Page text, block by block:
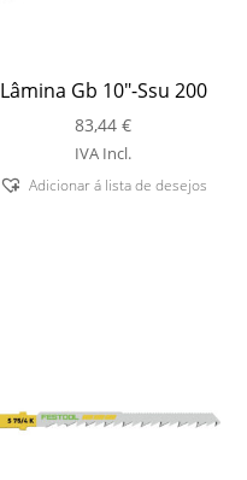
Lâmina Gb 10″-Ssu 200
83,44€
IVA Incl.
Adicionar á lista de desejos